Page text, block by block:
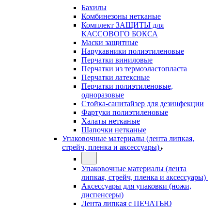
Бахилы
Комбинезоны нетканые
Комплект ЗАЩИТЫ для
КАССОВОГО БОКСА
Маски защитные
Нарукавники полиэтиленовые
Перчатки виниловые
Перчатки из термоэластопласта
Перчатки латексные
Перчатки полиэтиленовые,
одноразовые
Стойка-санитайзер для дезинфекции
Фартуки полиэтиленовые
Халаты нетканые
Шапочки нетканые
Упаковочные материалы (лента липкая,
стрейч, пленка и аксессуары)
Упаковочные материалы (лента
липкая, стрейч, пленка и аксессуары)
Аксессуары для упаковки (ножи,
диспенсеры)
Лента липкая с ПЕЧАТЬЮ